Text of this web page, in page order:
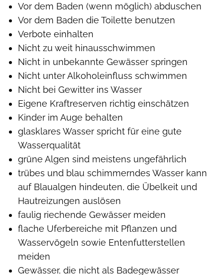
Vor dem Baden (wenn möglich) abduschen
Vor dem Baden die Toilette benutzen
Verbote einhalten
Nicht zu weit hinausschwimmen
Nicht in unbekannte Gewässer springen
Nicht unter Alkoholeinfluss schwimmen
Nicht bei Gewitter ins Wasser
Eigene Kraftreserven richtig einschätzen
Kinder im Auge behalten
glasklares Wasser spricht für eine gute
Wasserqualität
grüne Algen sind meistens ungefährlich
trübes und blau schimmerndes Wasser kann
auf Blaualgen hindeuten, die Übelkeit und
Hautreizungen auslösen
faulig riechende Gewässer meiden
flache Uferbereiche mit Pflanzen und
Wasservögeln sowie Entenfutterstellen
meiden
Gewässer, die nicht als Badegewässer